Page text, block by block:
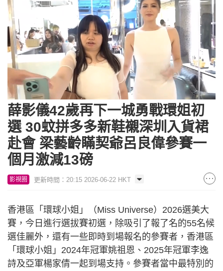
Unmute Loaded:
6.60%
薛影儀42歲再下一城勇戰環姐初
選 30蚊拼多多新鞋襯深圳入貨裙
赴會 梁藝齡瞞契爺呂良偉參賽一
個月激減13磅
影視圈 更新時間：20:15 2026-06-22 HKT
香港區「環球小姐」（Miss Universe）2026選美大
賽，今日進行選拔賽初選，除吸引了報了名的55名候
選佳麗外，還有一些即時到場報名的參賽者，香港區
「環球小姐」2024年冠軍姚祖恩、2025年冠軍李逸
詩及亞軍楊家倩一起到場支持。參賽者當中最特別的